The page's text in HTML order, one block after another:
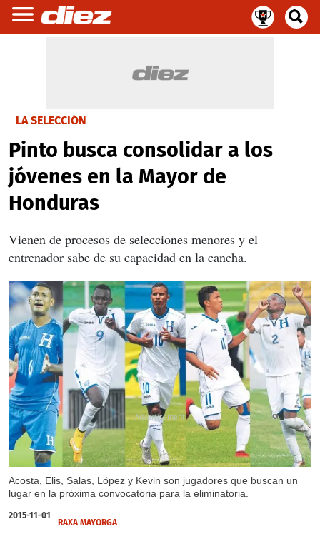
LA SELECCIÓN
Pinto busca consolidar a los
jóvenes en la Mayor de
Honduras
Vienen de procesos de selecciones menores y el
entrenador sabe de su capacidad en la cancha.
Acosta, Elis, Salas, López y Kevin son jugadores que buscan un
lugar en la próxima convocatoria para la eliminatoria.
X
2015-11-01
RAXA MAYORGA